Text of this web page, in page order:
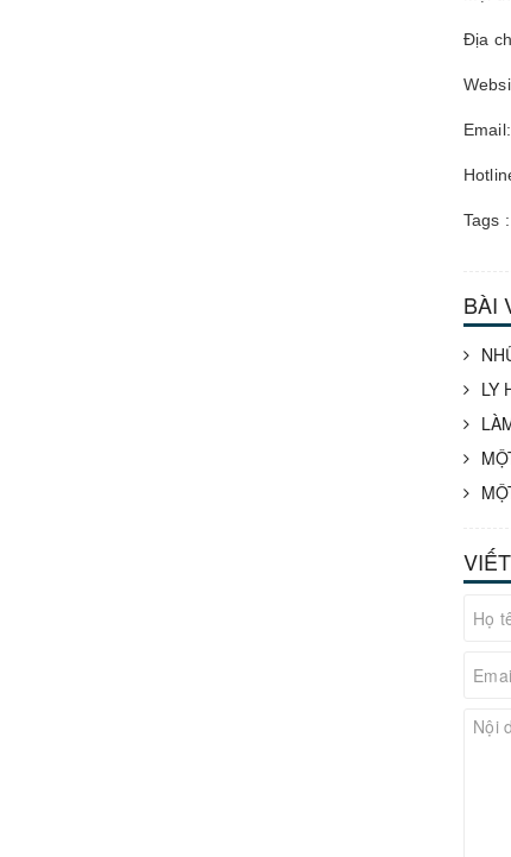
Địa
Tags
BÀI
LY